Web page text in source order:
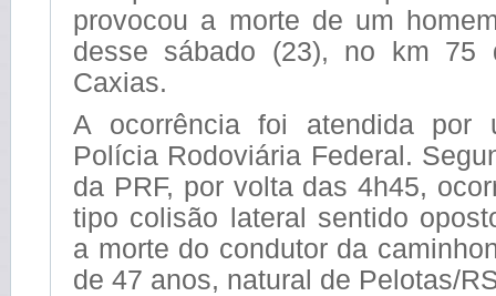
provocou a morte de um
desse sábado (23), no km 75
Caxias.
A ocorrência foi atendida por
Polícia Rodoviária Federal.
da PRF, por volta das 4h45,
tipo colisão lateral sentido
a morte do condutor da
de 47 anos, natural de Pelotas/